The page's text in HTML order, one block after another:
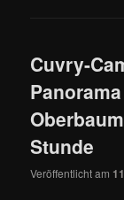
Cuvry-
Stunde
Veröffentlicht am